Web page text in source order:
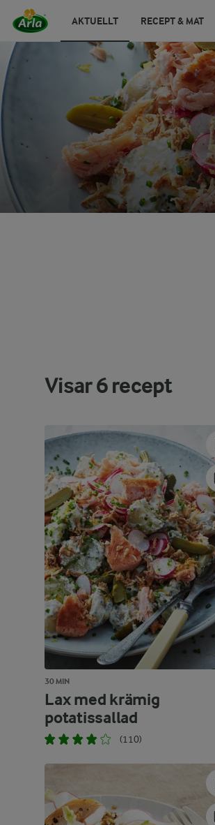
AKTUELLT RECEPT & MAT
Visar6recept
30 MIN
Lax med krämig
potatissallad
(110)